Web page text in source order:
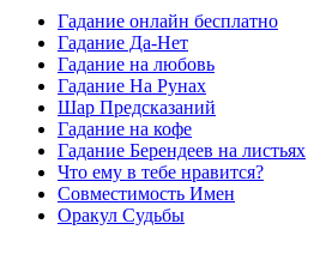
Гадание онлайн бесплатно
Гадание Да-Нет
Гадание на любовь
Гадание На Рунах
Шар Предсказаний
Гадание на кофе
Гадание Берендеев на листьях
Что ему в тебе нравится?
Совместимость Имен
Оракул Судьбы